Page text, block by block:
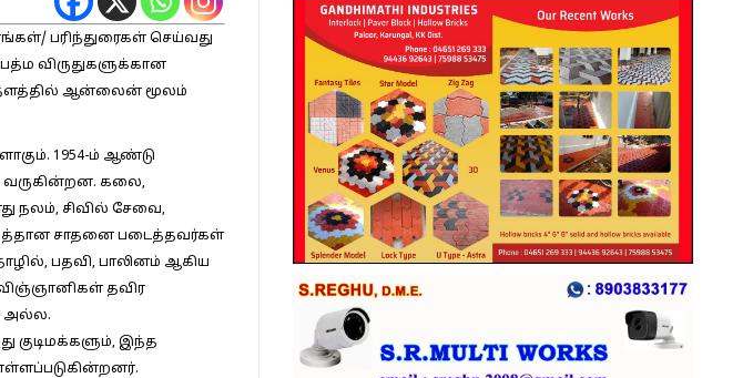
பரிந்துரைகள் செய்வது
பத்ம விருதுகளுக்கான
ஆன்லைன் மூலம்
1954-ம் ஆண்டு
வருகின்றன. கலை,
நலம், சிவில் சேவை,
சாதனை படைத்தவர்கள்
பதவி, பாலினம் ஆகிய
விஞ்ஞானிகள் தவிர
அல்ல.
குடிமக்களும், இந்த